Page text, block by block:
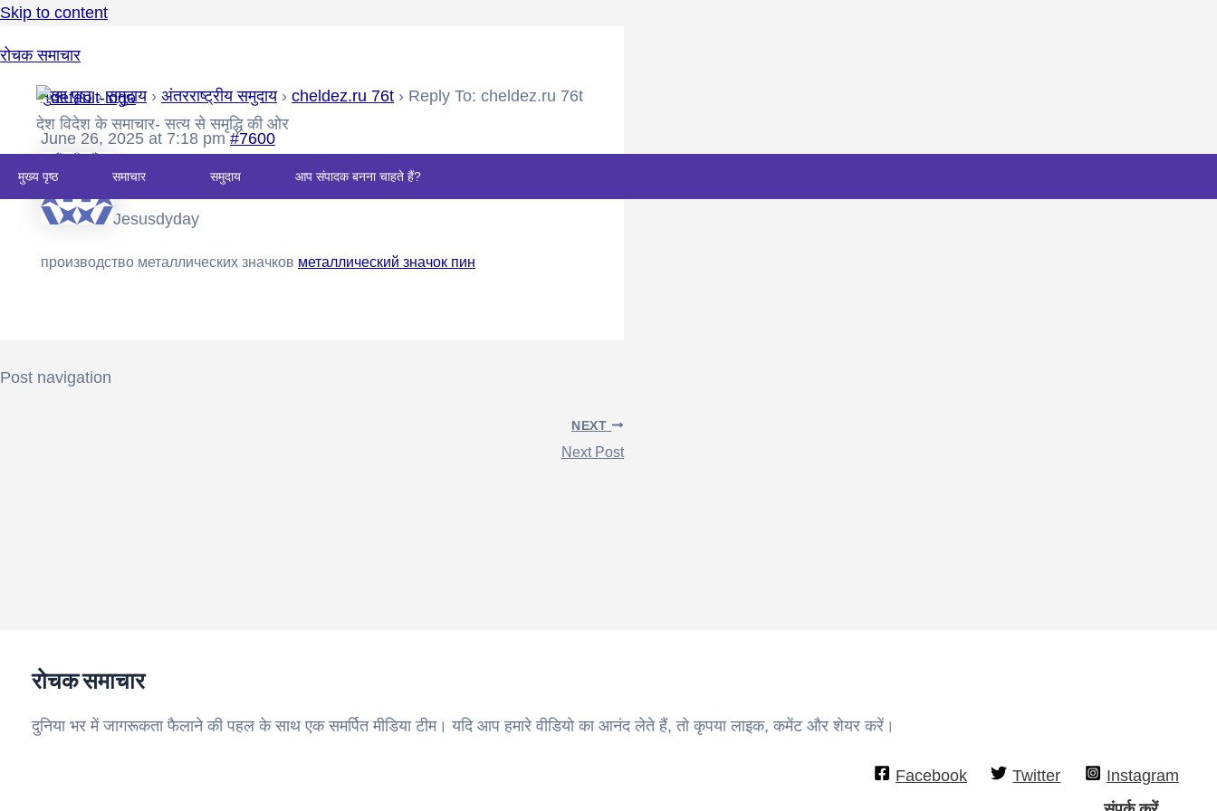
Skip to content
रोचक समाचार
देश विदेश के समाचार- सत्य से समृद्धि की ओर
मुख्य पृष्ठ समाचार समुदाय आप संपादक बनना चाहते हैं?
मुख्य पृष्ठ › समुदाय › अंतरराष्ट्रीय समुदाय › cheldez.ru 76t › Reply To: cheldez.ru 76t
June 26, 2025 at 7:18 pm #7600
Jesusdyday
производство металлических значков металлический значок пин
Post navigation
NEXT
Next Post
रोचक समाचार
दुनिया भर में जागरूकता फैलाने की पहल के साथ एक समर्पित मीडिया टीम। यदि आप हमारे वीडियो का आनंद लेते हैं, तो कृपया लाइक, कमेंट और शेयर करें।
Facebook Twitter
Instagram